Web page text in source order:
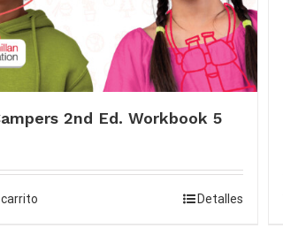
2nd Ed. Workbook 5
Detalles